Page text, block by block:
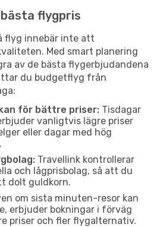
flygpris
flyg innebär inte att
Med smart planering
av de bästa flygerbjudandena
du budgetflyg från
för bättre priser: Tisdagar
vanligtvis lägre priser
eller dagar med hög
Travellink kontrollerar
och lågprisbolag, så att du
dolt guldkorn.
om sista minuten-resor kan
erbjuder bokningar i förväg
priser och fler flygalternativ.